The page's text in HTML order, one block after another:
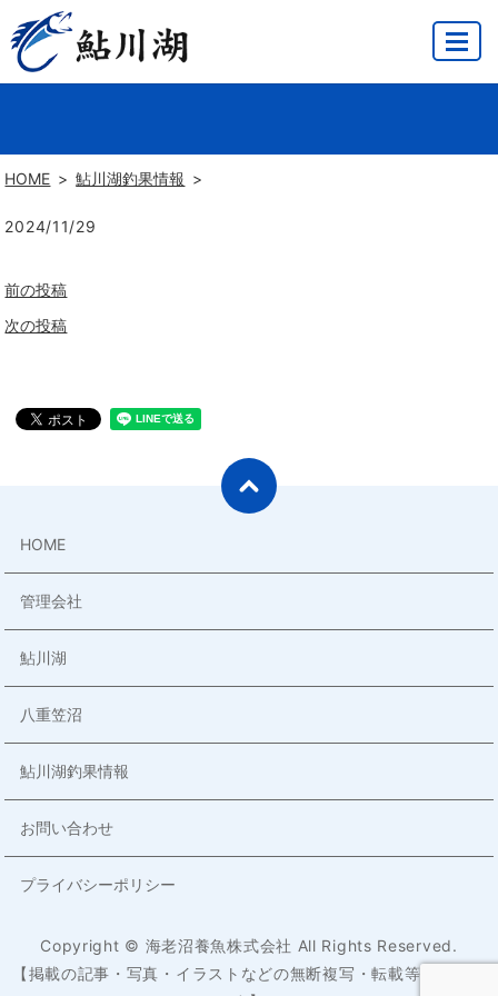
MENU
HOME 鮎川湖釣果情報
2024/11/29
前の投稿
次の投稿
HOME
管理会社
鮎川湖
八重笠沼
鮎川湖釣果情報
お問い合わせ
プライバシーポリシー
Copyright © 海老沼養魚株式会社 All Rights Reserved.
【掲載の記事・写真・イラストなどの無断複写・転載等を禁じま